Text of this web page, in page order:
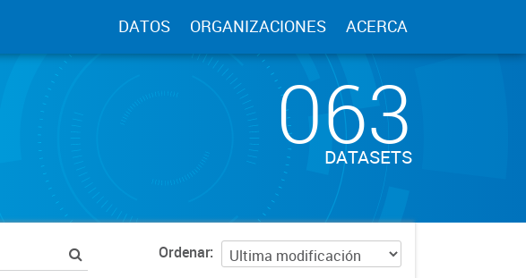
DATOS ORGANIZACIONES ACERCA
063
DATASETS
Ordenar